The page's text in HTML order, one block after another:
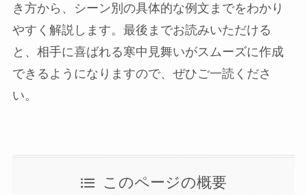
き方から、シーン別の具体的な例文までをわかり
やすく解説します。最後までお読みいただける
と、相手に喜ばれる寒中見舞いがスムーズに作成
できるようになりますので、ぜひご一読くださ
い。
このページの概要